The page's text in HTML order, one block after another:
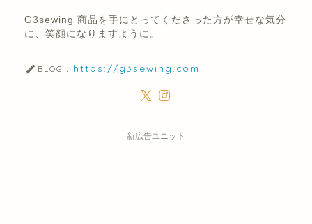
G3sewing 商品を手にとってくださった方が幸せな気分
に、笑顔になりますように。
BLOG： https://g3sewing.com
新広告ユニット